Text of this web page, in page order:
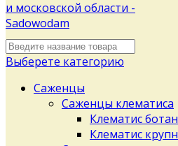
Выберете категорию
Саженцы
Саженцы клематиса
Клематис
Клематис